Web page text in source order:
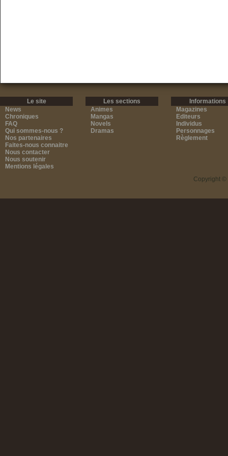
Le site
News
Chroniques
FAQ
Qui sommes-nous ?
Nos partenaires
Faites-nous connaitre
Nous contacter
Nous soutenir
Mentions légales
Les sections
Animes
Mangas
Novels
Dramas
Informations
Magazines
Editeurs
Individus
Personnages
Règlement
Copyright ©